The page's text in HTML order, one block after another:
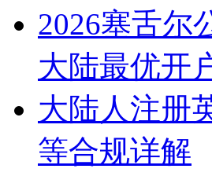
2026塞舌尔
大陆最优开
大陆人注册
等合规详解